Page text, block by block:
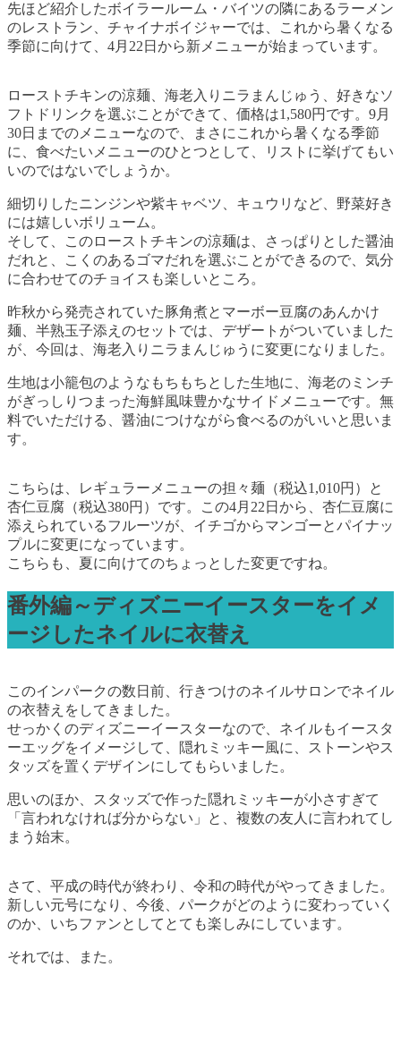
先ほど紹介したボイラールーム・バイツの隣にあるラーメン
のレストラン、チャイナボイジャーでは、これから暑くなる
季節に向けて、4月22日から新メニューが始まっています。
ローストチキンの涼麺、海老入りニラまんじゅう、好きなソ
フトドリンクを選ぶことができて、価格は1,580円です。9月
30日までのメニューなので、まさにこれから暑くなる季節
に、食べたいメニューのひとつとして、リストに挙げてもい
いのではないでしょうか。
細切りしたニンジンや紫キャベツ、キュウリなど、野菜好き
には嬉しいボリューム。
そして、このローストチキンの涼麺は、さっぱりとした醤油
だれと、こくのあるゴマだれを選ぶことができるので、気分
に合わせてのチョイスも楽しいところ。
昨秋から発売されていた豚角煮とマーボー豆腐のあんかけ
麺、半熟玉子添えのセットでは、デザートがついていました
が、今回は、海老入りニラまんじゅうに変更になりました。
生地は小籠包のようなもちもちとした生地に、海老のミンチ
がぎっしりつまった海鮮風味豊かなサイドメニューです。無
料でいただける、醤油につけながら食べるのがいいと思いま
す。
こちらは、レギュラーメニューの担々麺（税込1,010円）と
杏仁豆腐（税込380円）です。この4月22日から、杏仁豆腐に
添えられているフルーツが、イチゴからマンゴーとパイナッ
プルに変更になっています。
こちらも、夏に向けてのちょっとした変更ですね。
番外編～ディズニーイースターをイメ
ージしたネイルに衣替え
このインパークの数日前、行きつけのネイルサロンでネイル
の衣替えをしてきました。
せっかくのディズニーイースターなので、ネイルもイースタ
ーエッグをイメージして、隠れミッキー風に、ストーンやス
タッズを置くデザインにしてもらいました。
思いのほか、スタッズで作った隠れミッキーが小さすぎて
「言われなければ分からない」と、複数の友人に言われてし
まう始末。
さて、平成の時代が終わり、令和の時代がやってきました。
新しい元号になり、今後、パークがどのように変わっていく
のか、いちファンとしてとても楽しみにしています。
それでは、また。